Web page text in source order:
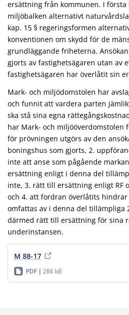
ersättning från kommunen. I första
miljöbalken alternativt
kap. 15 § regeringsformen
konventionen om skydd för de
grundläggande friheterna.
gjorts av fastighetsägaren utan av
fastighetsägaren har överlåtit sin
Mark- och miljödomstolen har
och funnit att vardera parten
ska stå sina egna
har Mark- och miljööverdomstolen
för prövningen utgörs av den
boningshus som gjorts, 2.
inte att anse som pågående
ersättning enligt i denna del
inte, 3. rätt till ersättning enligt RF
och 4. att fordran överlåtits
omfattas av i denna del tillämpliga
därmed rätt till ersättning för sina
underinstansen.
M 88-17
PDF 286 kB